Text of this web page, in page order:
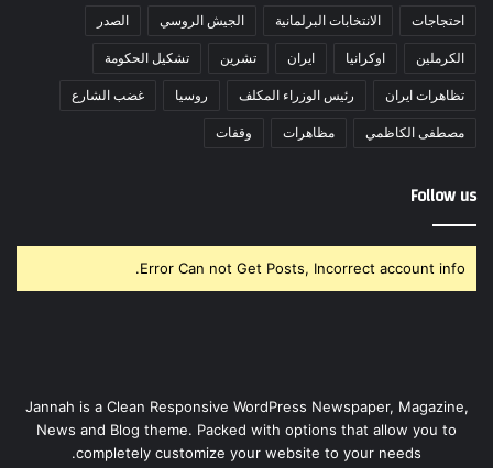
احتجاجات الانتخابات البرلمانية الجيش الروسي الصدر
الكرملين اوكرانيا ايران تشرين تشكيل الحكومة
تظاهرات ايران رئيس الوزراء المكلف روسيا غضب الشارع
مصطفى الكاظمي مظاهرات وقفات
Follow us
Error Can not Get Posts, Incorrect account info.
Jannah is a Clean Responsive WordPress Newspaper, Magazine,
News and Blog theme. Packed with options that allow you to
completely customize your website to your needs.